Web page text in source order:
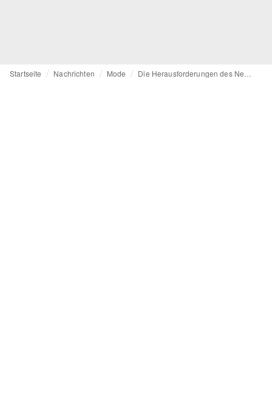
Startseite Nachrichten Mode